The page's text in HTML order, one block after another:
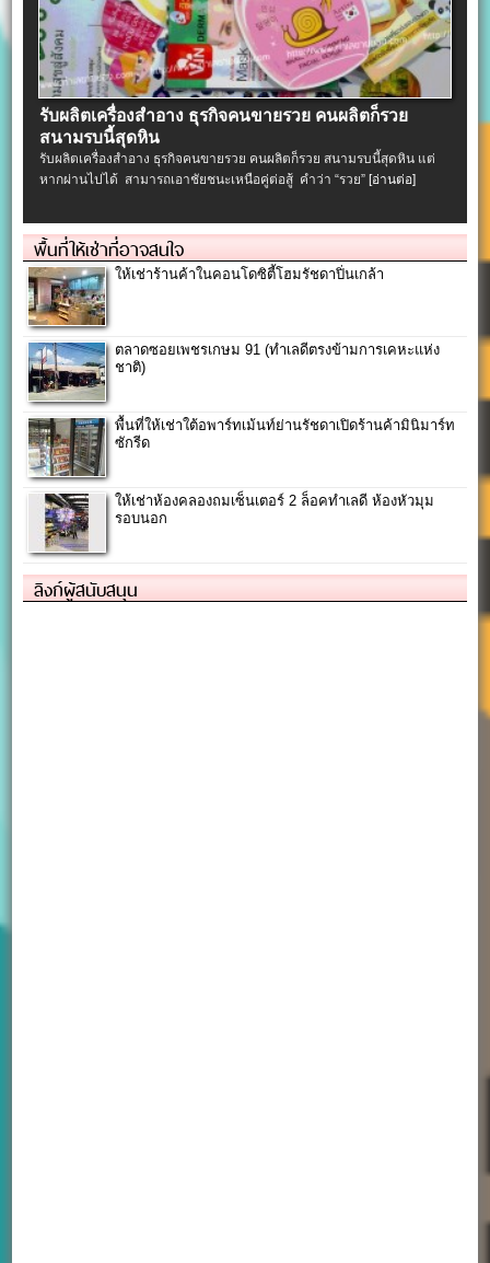
รับผลิตเครื่องสําอาง ธุรกิจคนขายรวย คนผลิตก็รวย
สนามรบนี้สุดหิน
รับผลิตเครื่องสําอาง ธุรกิจคนขายรวย คนผลิตก็รวย สนามรบนี้สุดหิน แต่
หากผ่านไปได้ สามารถเอาชัยชนะเหนือคู่ต่อสู้ คำว่า “รวย” [อ่านต่อ]
พื้นที่ให้เช่าที่อาจสนใจ
ให้เช่าร้านค้าในคอนโดซิตี้โฮมรัชดาปิ่นเกล้า
ตลาดซอยเพชรเกษม 91 (ทำเลดีตรงข้ามการเคหะแห่ง
ชาติ)
พื้นที่ให้เช่าใต้อพาร์ทเม้นท์ย่านรัชดาเปิดร้านค้ามินิมาร์ท
ซักรีด
ให้เช่าห้องคลองถมเซ็นเตอร์ 2 ล็อคทำเลดี ห้องหัวมุม
รอบนอก
ลิงก์ผู้สนับสนุน